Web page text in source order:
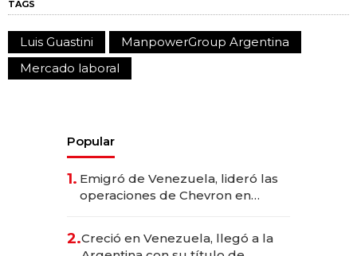
TAGS
Luis Guastini
ManpowerGroup Argentina
Mercado laboral
Popular
1. Emigró de Venezuela, lideró las
operaciones de Chevron en
2.Creció en Venezuela, llegó a la